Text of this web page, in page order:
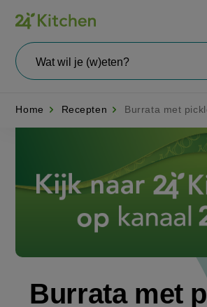
Overslaan
en
naar
de
wil
Home Recepten Burrata met
Burrata met